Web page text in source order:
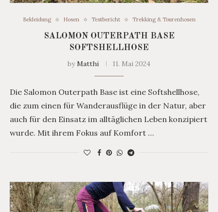
Bekleidung Hosen Testbericht Trekking & Tourenhosen
SALOMON OUTERPATH BASE
SOFTSHELLHOSE
byMatthi 11. Mai 2024
Die Salomon Outerpath Base ist eine Softshellhose,
die zum einen für Wanderausflüge in der Natur, aber
auch für den Einsatz im alltäglichen Leben konzipiert
wurde. Mit ihrem Fokus auf Komfort …